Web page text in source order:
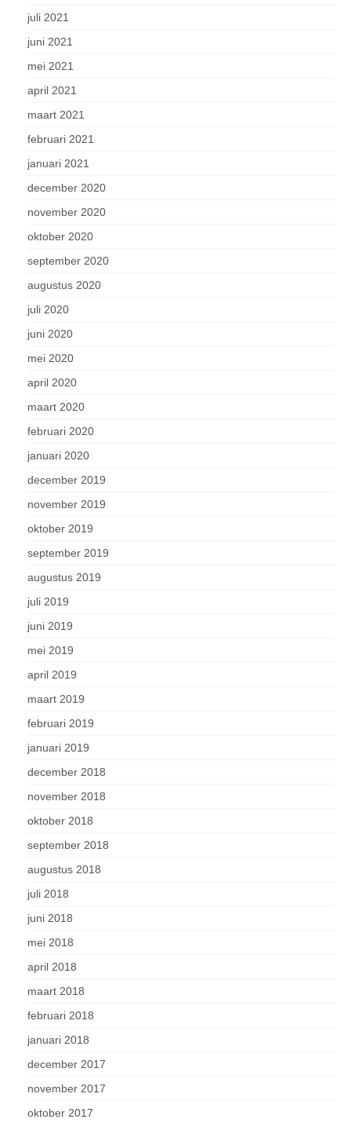
juli 2021
juni 2021
mei 2021
april 2021
maart 2021
februari 2021
januari 2021
december 2020
november 2020
oktober 2020
september 2020
augustus 2020
juli 2020
juni 2020
mei 2020
april 2020
maart 2020
februari 2020
januari 2020
december 2019
november 2019
oktober 2019
september 2019
augustus 2019
juli 2019
juni 2019
mei 2019
april 2019
maart 2019
februari 2019
januari 2019
december 2018
november 2018
oktober 2018
september 2018
augustus 2018
juli 2018
juni 2018
mei 2018
april 2018
maart 2018
februari 2018
januari 2018
december 2017
november 2017
oktober 2017